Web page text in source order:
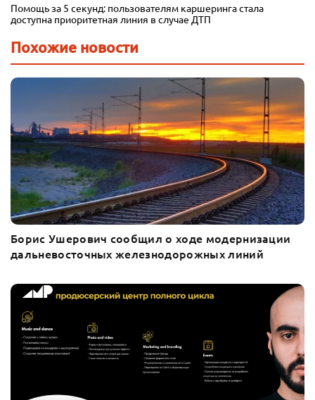
Помощь за 5 секунд: пользователям каршеринга стала
доступна приоритетная линия в случае ДТП
Похожие новости
Борис Ушерович сообщил о ходе модернизации
дальневосточных железнодорожных линий